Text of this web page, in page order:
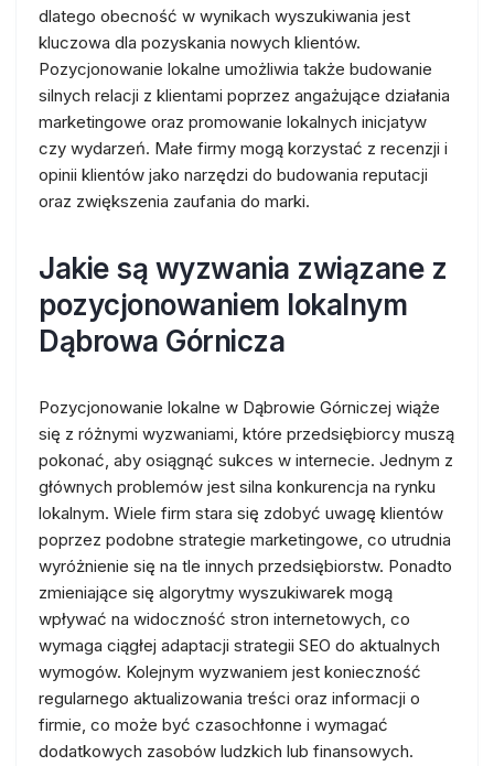
dlatego obecność w wynikach wyszukiwania jest
kluczowa dla pozyskania nowych klientów.
Pozycjonowanie lokalne umożliwia także budowanie
silnych relacji z klientami poprzez angażujące działania
marketingowe oraz promowanie lokalnych inicjatyw
czy wydarzeń. Małe firmy mogą korzystać z recenzji i
opinii klientów jako narzędzi do budowania reputacji
oraz zwiększenia zaufania do marki.
Jakie są wyzwania związane z
pozycjonowaniem lokalnym
Dąbrowa Górnicza
Pozycjonowanie lokalne w Dąbrowie Górniczej wiąże
się z różnymi wyzwaniami, które przedsiębiorcy muszą
pokonać, aby osiągnąć sukces w internecie. Jednym z
głównych problemów jest silna konkurencja na rynku
lokalnym. Wiele firm stara się zdobyć uwagę klientów
poprzez podobne strategie marketingowe, co utrudnia
wyróżnienie się na tle innych przedsiębiorstw. Ponadto
zmieniające się algorytmy wyszukiwarek mogą
wpływać na widoczność stron internetowych, co
wymaga ciągłej adaptacji strategii SEO do aktualnych
wymogów. Kolejnym wyzwaniem jest konieczność
regularnego aktualizowania treści oraz informacji o
firmie, co może być czasochłonne i wymagać
dodatkowych zasobów ludzkich lub finansowych.